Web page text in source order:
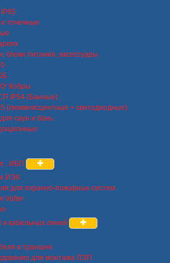
точечные
блоки питания, аксессуары
Кобры
IP54 (Банные)
(люминисцентные + светодиодные)
саун и бань
, ИБП
ИЭК
для охранно-пожарных систем
Volter
кабельных линий
в траншее
для монтажа ЛЭП